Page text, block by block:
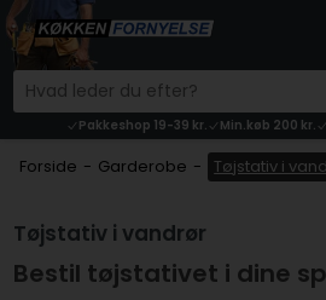
Pakkeshop 19-39 kr. Min.køb 200 kr.
Forside - Garderobe - Tøjstativ i
Tøjstativ i vandrør
Bestil tøjstativet i dine